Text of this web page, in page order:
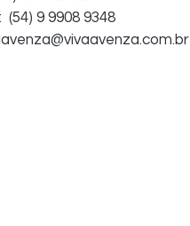
(54) 9 9908 9348
m.br